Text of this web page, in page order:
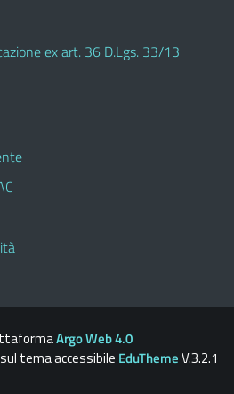
ex art. 36 D.Lgs. 33/13
Argo Web 4.0
tema accessibile EduThemeV.3.2.1